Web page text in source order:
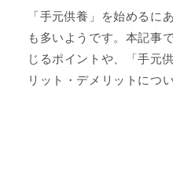
「手元供養」を始めるに
も多いようです。本記事
じるポイントや、「手元
リット・デメリットにつ